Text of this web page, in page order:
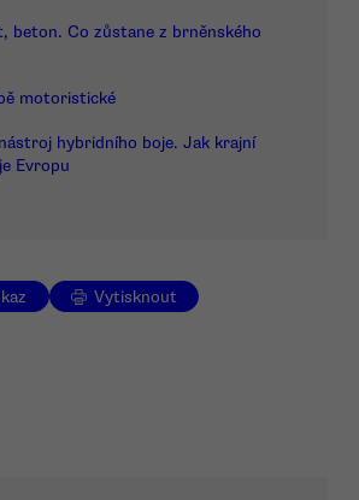
beton. Co zůstane z brněnského
motoristické
hybridního boje. Jak krajní
Evropu
Vytisknout